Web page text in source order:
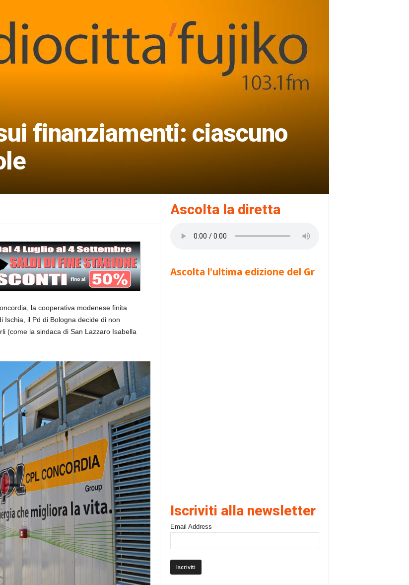
finanziamenti: ciascuno
la cooperativa modenese finita
Ischia, il Pd di Bologna decide di non
(come la sindaca di San Lazzaro Isabella
Ascolta la diretta
Ascolta l'ultima edizione del Gr
Iscriviti alla newsletter
Email Address